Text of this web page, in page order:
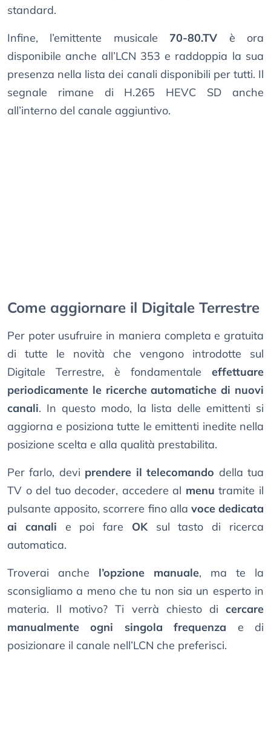
standard.
Infine, l’emittente musicale 70-80.TV è ora
disponibile anche all’LCN 353 e raddoppia la sua
presenza nella lista dei canali disponibili per tutti. Il
segnale rimane di H.265 HEVC SD anche
all’interno del canale aggiuntivo.
Come aggiornare il Digitale Terrestre
Per poter usufruire in maniera completa e gratuita
di tutte le novità che vengono introdotte sul
Digitale Terrestre, è fondamentale effettuare
periodicamente le ricerche automatiche di nuovi
canali. In questo modo, la lista delle emittenti si
aggiorna e posiziona tutte le emittenti inedite nella
posizione scelta e alla qualità prestabilita.
Per farlo, devi prendere il telecomando della tua
TV o del tuo decoder, accedere al menu tramite il
pulsante apposito, scorrere fino alla voce dedicata
ai canali e poi fare OKsul tasto di ricerca
automatica.
Troverai anche l’opzione manuale, ma te la
sconsigliamo a meno che tu non sia un esperto in
materia. Il motivo? Ti verrà chiesto di cercare
manualmente ogni singola frequenza e di
posizionare il canale nell’LCN che preferisci.